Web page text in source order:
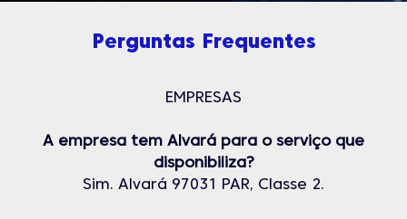
Perguntas Frequentes
EMPRESAS
A empresa tem Alvará para o serviço que
disponibiliza?
Sim. Alvará 97031 PAR, Classe 2.